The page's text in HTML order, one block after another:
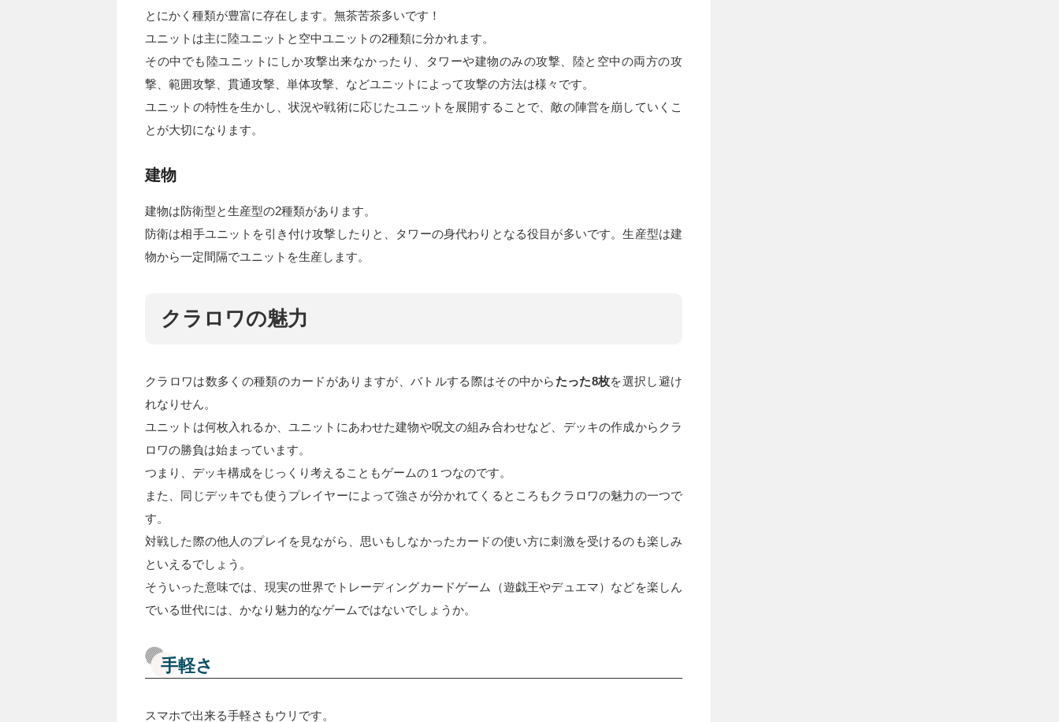
とにかく種類が豊富に存在します。無茶苦茶多いです！
ユニットは主に陸ユニットと空中ユニットの2種類に分かれます。
その中でも陸ユニットにしか攻撃出来なかったり、タワーや建物のみの攻撃、陸と空中の両方の攻
撃、範囲攻撃、貫通攻撃、単体攻撃、などユニットによって攻撃の方法は様々です。
ユニットの特性を生かし、状況や戦術に応じたユニットを展開することで、敵の陣営を崩していくこ
とが大切になります。
建物
建物は防衛型と生産型の2種類があります。
防衛は相手ユニットを引き付け攻撃したりと、タワーの身代わりとなる役目が多いです。生産型は建
物から一定間隔でユニットを生産します。
クラロワの魅力
クラロワは数多くの種類のカードがありますが、バトルする際はその中から たった8枚を選択し避け
れなりせん。
ユニットは何枚入れるか、ユニットにあわせた建物や呪文の組み合わせなど、デッキの作成からクラ
ロワの勝負は始まっています。
つまり、デッキ構成をじっくり考えることもゲームの１つなのです。
また、同じデッキでも使うプレイヤーによって強さが分かれてくるところもクラロワの魅力の一つで
す。
対戦した際の他人のプレイを見ながら、思いもしなかったカードの使い方に刺激を受けるのも楽しみ
といえるでしょう。
そういった意味では、現実の世界でトレーディングカードゲーム（遊戯王やデュエマ）などを楽しん
でいる世代には、かなり魅力的なゲームではないでしょうか。
手軽さ
スマホで出来る手軽さもウリです。